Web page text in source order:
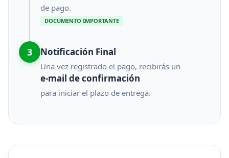
de pago.
DOCUMENTO IMPORTANTE
3 Notificación Final
Una vez registrado el pago, recibirás un
e-mail de confirmación
para iniciar el plazo de entrega.